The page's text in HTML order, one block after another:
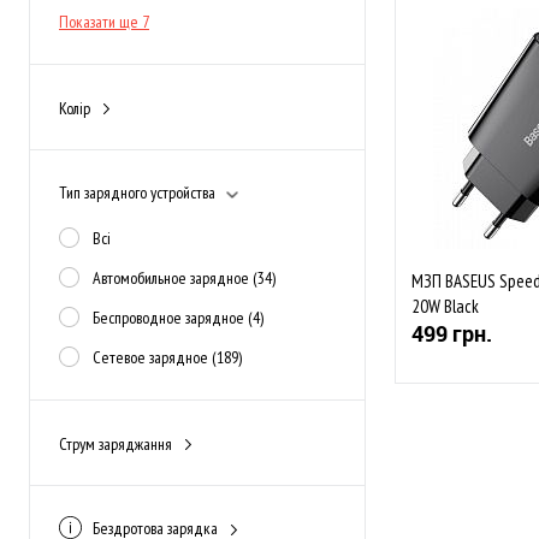
Показати ще 7
Колір
зелений
золотий(1)
Показати ще 10
Тип зарядного устройства
Всі
Автомобильное зарядное (34)
Беспроводное зарядное (4)
Сетевое зарядное (189)
Струм заряджання
Бездротова зарядка
До обраного
В наявності
МЗП BASEUS
20W Black
499 грн.